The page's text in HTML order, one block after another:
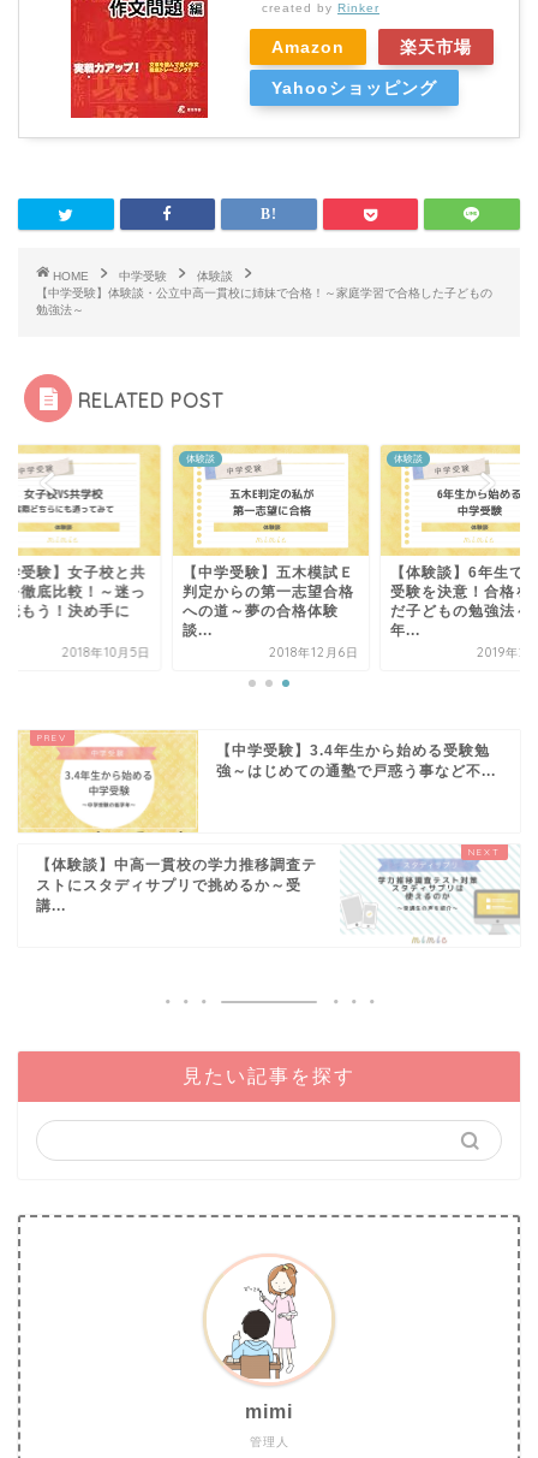
created by Rinker
Amazon 楽天市場
Yahooショッピング
HOME 中学受験
体験談
【中学受験】体験談・公立中高一貫校に姉妹で合格！～家庭学習で合格した子どもの
勉強法～
RELATED POST
学受験】女子校と共
を徹底比較！～迷っ
読もう！決め手に
2018年10月5日
体験談
【中学受験】五木模試Ｅ
判定からの第一志望合格
への道～夢の合格体験
談...
2018年12月6日
体験談
【体験談】6年生で
受験を決意！合格を
だ子どもの勉強法～
年...
2019年2
【中学受験】3.4年生から始める受験勉
強～はじめての通塾で戸惑う事など不...
【体験談】中高一貫校の学力推移調査テ
ストにスタディサプリで挑めるか～受
講...
見たい記事を探す
管理人
mimi